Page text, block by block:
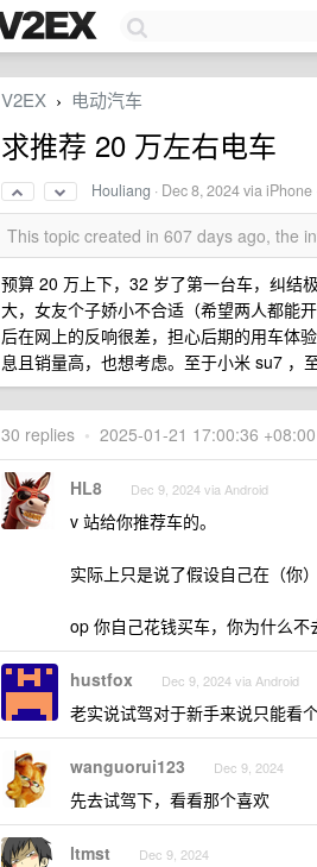
V2EX › 电动汽车
求推荐 20 万左右电车
Houliang · Dec 8, 2024via iPhone
This topic created in 607 days ago, the
预算 20 万上下，32 岁了第一台车，纠结
大，女友个子娇小不合适（希望两人都能
后在网上的反响很差，担心后期的用车体
息且销量高，也想考虑。至于小米 su7 ，
30 replies • 2025-01-21 17:00:36 +08:00
HL8 Dec 9, 2024 via Android
v 站给你推荐车的。
实际上只是说了假设自己在（你
op 你自己花钱买车，你为什么不
hustfox Dec 9, 2024 via Android
老实说试驾对于新手来说只能看
wanguorui123 Dec 9, 2024
先去试驾下，看看那个喜欢
ltmst Dec 9, 2024